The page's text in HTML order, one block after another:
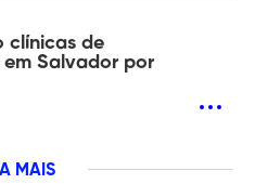
clínicas de
Salvador por
MAIS